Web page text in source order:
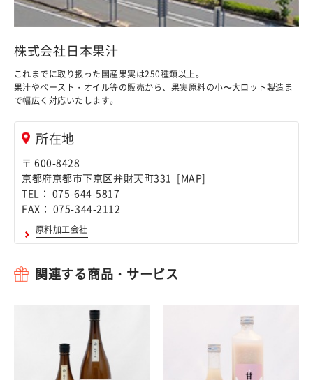
株式会社日本果汁
これまでに取り扱った国産果実は250種類以上。
果汁やペースト・オイル等の販売から、果実原料の小〜大ロット製造ま
で幅広く対応いたします。
所在地
〒 600-8428
京都府京都市下京区弁財天町331 [MAP]
TEL： 075-644-5817
FAX： 075-344-2112
原料加工会社
関連する商品・サービス